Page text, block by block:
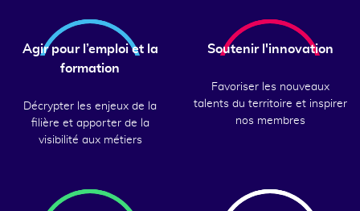
Agir pour l’emploi et la
formation
Décrypter les enjeux de la
filière et apporter de la
visibilité aux métiers
Soutenir l'innovation
Favoriser les nouveaux
talents du territoire et inspirer
nos membres